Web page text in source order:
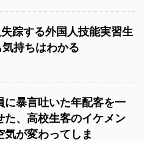
踪する外国人技能実習生
持ちはわかる
に暴言吐いた年配客を一
た、高校生客のイケメン
気が変わってしま